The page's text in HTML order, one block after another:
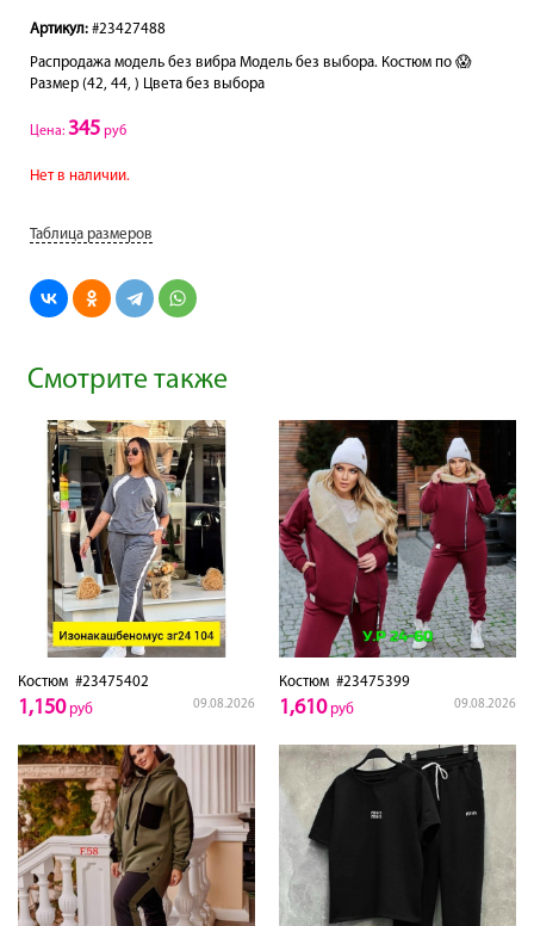
Артикул: #23427488
Распродажа модель без вибра Модель без выбора. Костюм по 😱
Размер (42, 44, ) Цвета без выбора
Цена: 345 руб
Нет в наличии.
Таблица размеров
Смотрите также
Костюм #23475402
09.08.2026
1,150руб
Костюм #23475399
09.08.2026
1,610руб